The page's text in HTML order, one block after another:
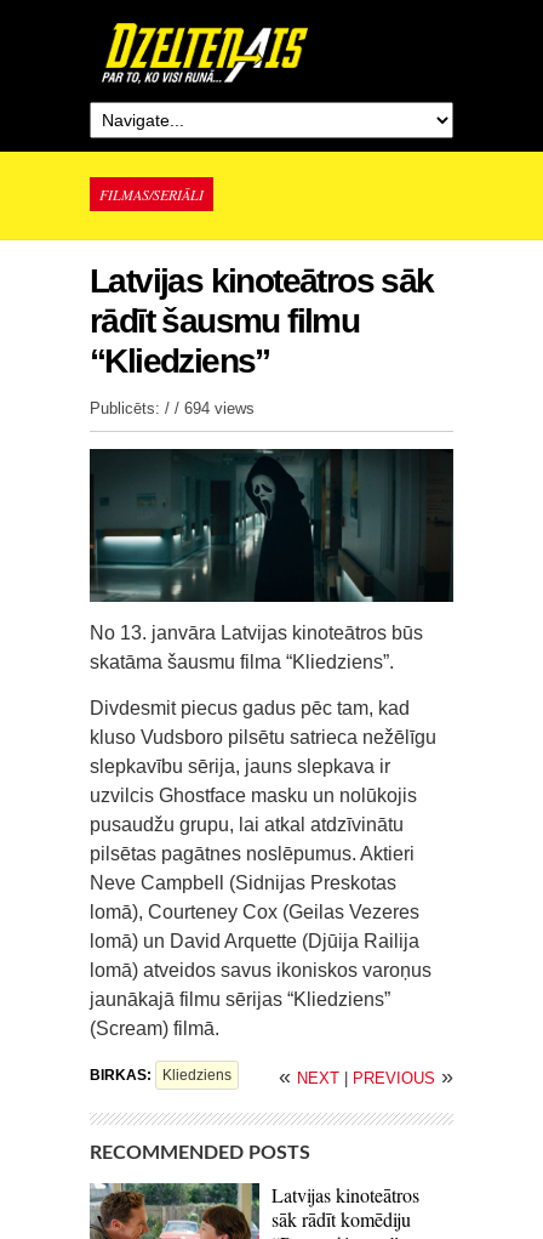
FILMAS/SERIĀLI
Latvijas kinoteātros sāk
rādīt šausmu filmu
“Kliedziens”
Publicēts: / / 694 views
No 13. janvāra Latvijas kinoteātros būs
skatāma šausmu filma “Kliedziens”.
Divdesmit piecus gadus pēc tam, kad
kluso Vudsboro pilsētu satrieca nežēlīgu
slepkavību sērija, jauns slepkava ir
uzvilcis Ghostface masku un nolūkojis
pusaudžu grupu, lai atkal atdzīvinātu
pilsētas pagātnes noslēpumus. Aktieri
Neve Campbell (Sidnijas Preskotas
lomā), Courteney Cox (Geilas Vezeres
lomā) un David Arquette (Djūija Railija
lomā) atveidos savus ikoniskos varoņus
jaunākajā filmu sērijas “Kliedziens”
(Scream) filmā.
BIRKAS: Kliedziens « NEXT PREVIOUS »
RECOMMENDED POSTS
Latvijas kinoteātros
sāk rādīt komēdiju